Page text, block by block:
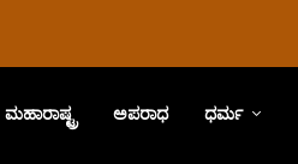
ಮಹಾರಾಷ್ಟ್ರ ಅಪರಾಧ ಧರ್ಮ